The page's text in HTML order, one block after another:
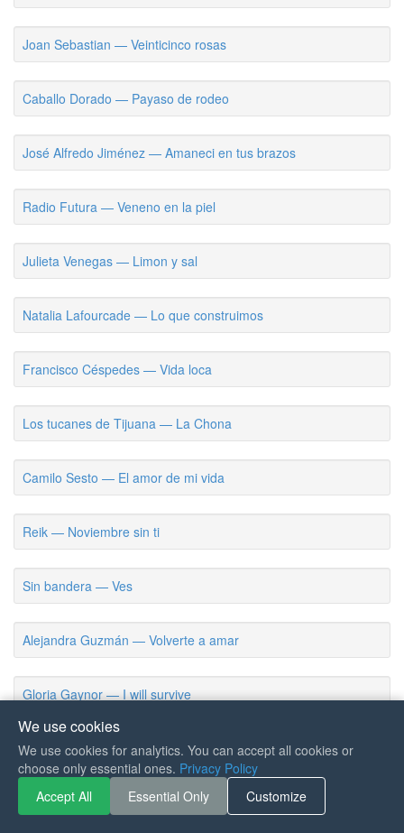
Joan Sebastian — Veinticinco rosas
Caballo Dorado — Payaso de rodeo
José Alfredo Jiménez — Amaneci en tus brazos
Radio Futura — Veneno en la piel
Julieta Venegas — Limon y sal
Natalia Lafourcade — Lo que construimos
Francisco Céspedes — Vida loca
Los tucanes de Tijuana — La Chona
Camilo Sesto — El amor de mi vida
Reik — Noviembre sin ti
Sin bandera — Ves
Alejandra Guzmán — Volverte a amar
Gloria Gaynor — I will survive
La sonora santanera — La boa
Rubén Blades — Pedro navajas
We use cookies
We use cookies for analytics. You can accept all cookies or
choose only essential ones. Privacy Policy
Accept All
Essential Only Customize